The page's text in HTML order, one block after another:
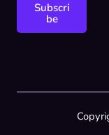
E
l
Subscri
be